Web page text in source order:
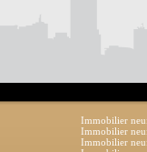
Immobilier
Immobilier
Immobilier